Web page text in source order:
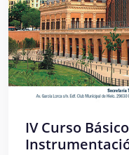
IV Curso